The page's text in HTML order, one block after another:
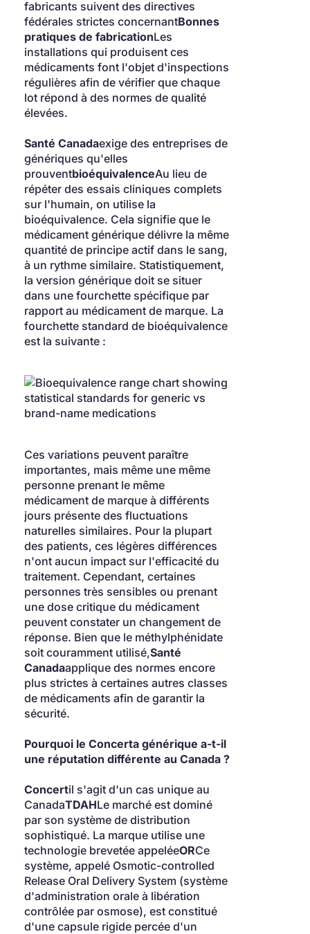
fabricants suivent des directives
fédérales strictes concernantBonnes
pratiques de fabricationLes
installations qui produisent ces
médicaments font l'objet d'inspections
régulières afin de vérifier que chaque
lot répond à des normes de qualité
élevées.
Santé Canadaexige des entreprises de
génériques qu'elles
prouventbioéquivalenceAu lieu de
répéter des essais cliniques complets
sur l'humain, on utilise la
bioéquivalence. Cela signifie que le
médicament générique délivre la même
quantité de principe actif dans le sang,
à un rythme similaire. Statistiquement,
la version générique doit se situer
dans une fourchette spécifique par
rapport au médicament de marque. La
fourchette standard de bioéquivalence
est la suivante :
Ces variations peuvent paraître
importantes, mais même une même
personne prenant le même
médicament de marque à différents
jours présente des fluctuations
naturelles similaires. Pour la plupart
des patients, ces légères différences
n'ont aucun impact sur l'efficacité du
traitement. Cependant, certaines
personnes très sensibles ou prenant
une dose critique du médicament
peuvent constater un changement de
réponse. Bien que le méthylphénidate
soit couramment utilisé,Santé
Canadaapplique des normes encore
plus strictes à certaines autres classes
de médicaments afin de garantir la
sécurité.
Pourquoi le Concerta générique a-t-il
une réputation différente au Canada ?
Concertil s'agit d'un cas unique au
CanadaTDAHLe marché est dominé
par son système de distribution
sophistiqué. La marque utilise une
technologie brevetée appeléeORCe
système, appelé Osmotic-controlled
Release Oral Delivery System (système
d'administration orale à libération
contrôlée par osmose), est constitué
d'une capsule rigide percée d'un